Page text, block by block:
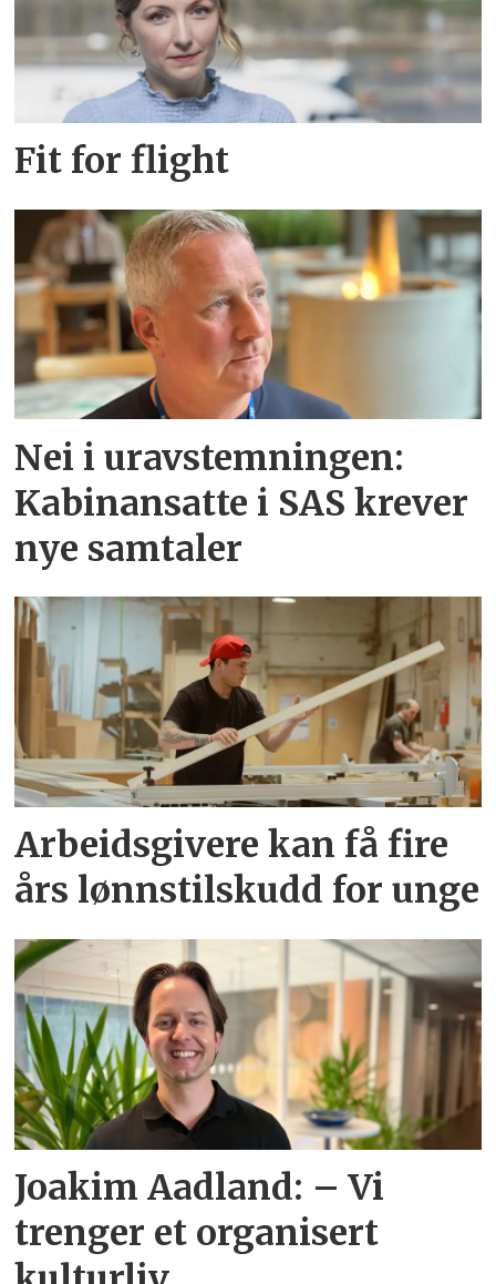
Fit for flight
Nei i uravstemningen:
Kabinansatte i SAS krever
nye samtaler
Arbeidsgivere kan få fire
års lønnstilskudd for unge
Joakim Aadland: – Vi
trenger et organisert